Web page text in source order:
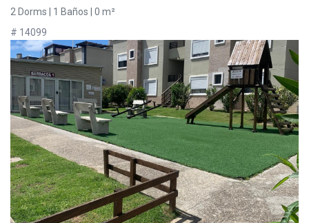
2 Dorms | 1 Baños | 0 m²
# 14099